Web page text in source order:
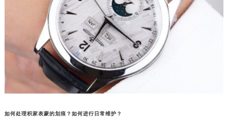
如何处理积家表蒙的划痕？如何进行日常维护？